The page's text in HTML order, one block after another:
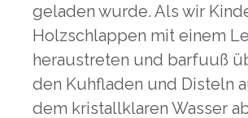
geladen wurde. Als wir
Holzschlappen mit einem
heraustreten und barfuuß
den Kuhfladen und Disteln
dem kristallklaren Wasser